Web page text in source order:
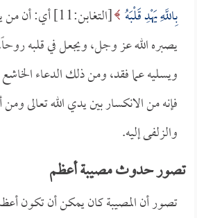
بِاللَّهِ يَهْدِ قَلْبَهُ
[التغابن:11] أي:
يصبره الله عز وجل، ويجعل في قلبه
ويسليه عما فقد، ومن ذلك الدعاء
فإنه من الانكسار بين يدي الله تعالى
والزلفى إليه.
تصور حدوث مصيبة أعظم
تصور أن المصيبة كان يمكن أن تكون أعظم